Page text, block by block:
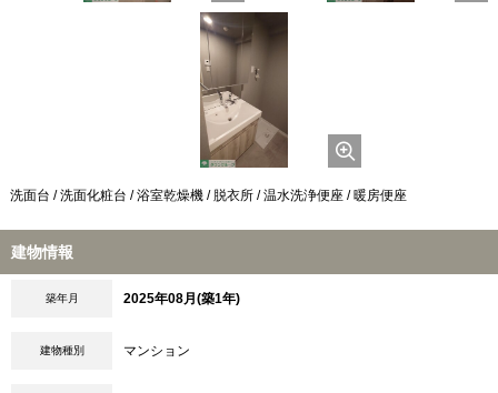
洗面台 / 洗面化粧台 / 浴室乾燥機 / 脱衣所 / 温水洗浄便座 / 暖房便座
建物情報
築年月 2025年08月(築1年)
建物種別 マンション